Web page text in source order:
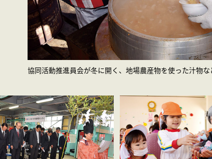
協同活動推進員会が冬に開く、地場農産物を使った汁物な